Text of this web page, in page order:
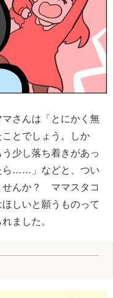
さんは「とにかく無
とでしょう。しか
少し落ち着きがあっ
ら……」などと、つい
せんか？ ママスタコ
しいと願うものって
ました。